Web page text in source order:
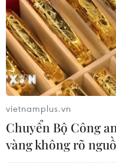
vietnamplus.vn
Chuyển Bộ Công
vàng không rõ